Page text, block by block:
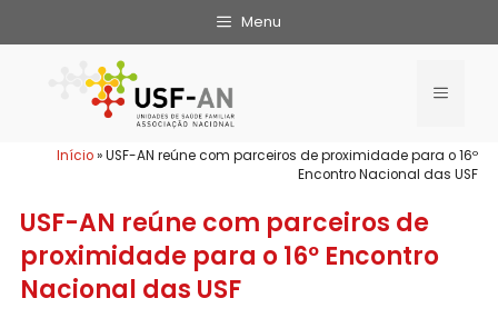
Menu
Início»USF-AN reúne com parceiros de proximidade para o 16º
Encontro Nacional das USF
USF-AN reúne com parceiros de
proximidade para o 16º Encontro
Nacional das USF